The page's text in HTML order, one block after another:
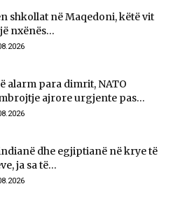
shkollat në Maqedoni, këtë vit
nxënës...
alarm para dimrit, NATO
ajrore urgjente pas...
dhe egjiptianë në krye të
ja sa të...